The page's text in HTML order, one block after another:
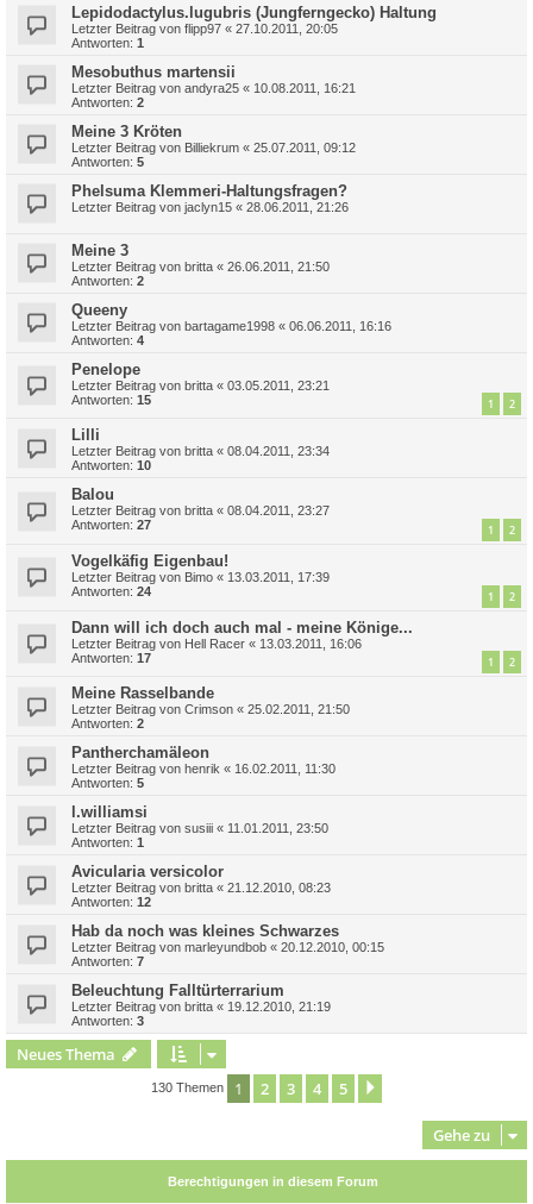
Lepidodactylus.lugubris (Jungferngecko) Haltung
Letzter Beitrag von flipp97 « 27.10.2011, 20:05
Antworten: 1
Mesobuthus martensii
Letzter Beitrag von andyra25 « 10.08.2011, 16:21
Antworten: 2
Meine 3 Kröten
Letzter Beitrag von Billiekrum « 25.07.2011, 09:12
Antworten: 5
Phelsuma Klemmeri-Haltungsfragen?
Letzter Beitrag von jaclyn15 « 28.06.2011, 21:26
Meine 3
Letzter Beitrag von britta « 26.06.2011, 21:50
Antworten: 2
Queeny
Letzter Beitrag von bartagame1998 « 06.06.2011, 16:16
Antworten: 4
Penelope
Letzter Beitrag von britta « 03.05.2011, 23:21
Antworten: 15 1 2
Lilli
Letzter Beitrag von britta « 08.04.2011, 23:34
Antworten: 10
Balou
Letzter Beitrag von britta « 08.04.2011, 23:27
Antworten: 27 1 2
Vogelkäfig Eigenbau!
Letzter Beitrag von Bimo « 13.03.2011, 17:39
Antworten: 24 1 2
Dann will ich doch auch mal - meine Könige...
Letzter Beitrag von Hell Racer « 13.03.2011, 16:06
Antworten: 17 1 2
Meine Rasselbande
Letzter Beitrag von Crimson « 25.02.2011, 21:50
Antworten: 2
Pantherchamäleon
Letzter Beitrag von henrik « 16.02.2011, 11:30
Antworten: 5
l.williamsi
Letzter Beitrag von susiii « 11.01.2011, 23:50
Antworten: 1
Avicularia versicolor
Letzter Beitrag von britta « 21.12.2010, 08:23
Antworten: 12
Hab da noch was kleines Schwarzes
Letzter Beitrag von marleyundbob « 20.12.2010, 00:15
Antworten: 7
Beleuchtung Falltürterrarium
Letzter Beitrag von britta « 19.12.2010, 21:19
Antworten: 3
Neues Thema
130 Themen 1 2 3 4 5
Gehe zu
Berechtigungen in diesem Forum